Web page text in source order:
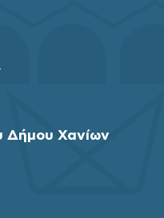
Δήμου Χανίων